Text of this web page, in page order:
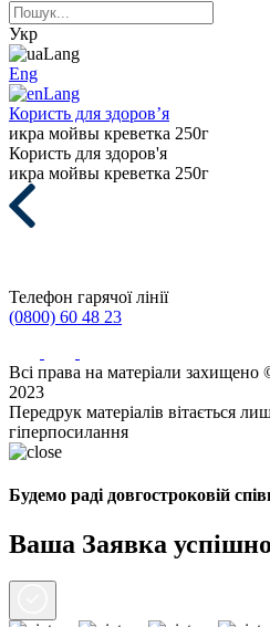
Укр
Eng
Користь для здоров’я
икра мойвы креветка 250г
Користь для здоров'я
икра мойвы креветка 250г
Телефон гарячої лінії
(0800) 60 48 23
Всі права на матеріали
2023
Передрук матеріалів вітається
гіперпосилання
Будемо раді довгостроковій
Ваша Заявка